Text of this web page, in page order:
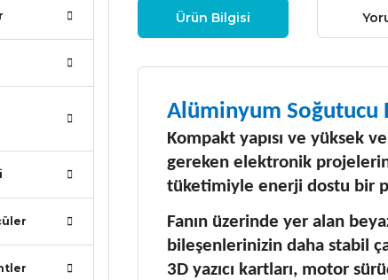
Ürün Bilgisi
Alüminyum Soğutucu
Kompakt yapısı ve yüksek
gereken elektronik
tüketimiyle enerji dostu bir
Fanın üzerinde yer alan
bileşenlerinizin daha stabil
3D yazıcı kartları, motor